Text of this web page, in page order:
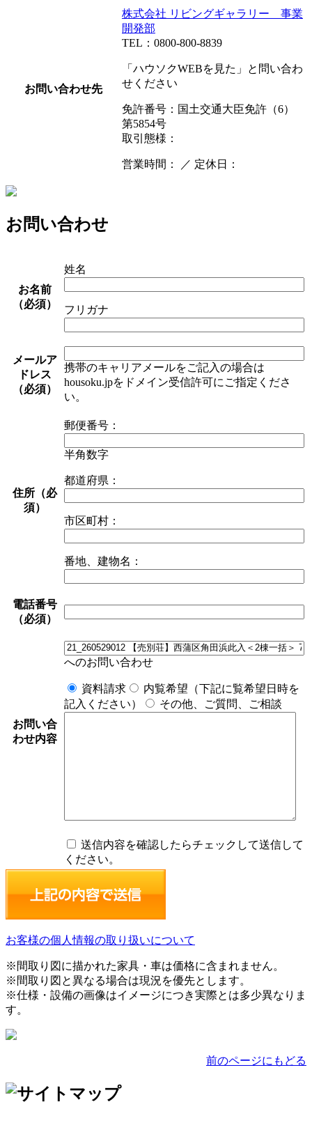
お問い合わせ先
株式会社 リビングギャラリー 事業
開発部
TEL：0800-800-8839
「ハウソクWEBを見た」と問い合わ
せください
免許番号：国土交通大臣免許（6）
第5854号
取引態様：
営業時間： ／ 定休日：
お問い合わせ
お名前
（必須）
姓名
フリガナ
メールア
ドレス
（必須）
携帯のキャリアメールをご記入の場合は
housoku.jpをドメイン受信許可にご指定くださ
い。
住所（必
須）
郵便番号：
半角数字
都道府県：
市区町村：
番地、建物名：
電話番号
（必須）
お問い合
わせ内容
へのお問い合わせ
資料請求
内覧希望（下記に覧希望日時を
記入ください）
その他、ご質問、ご相談
送信内容を確認したらチェックして送信して
ください。
お客様の個人情報の取り扱いについて
※間取り図に描かれた家具・車は価格に含まれません。
※間取り図と異なる場合は現況を優先とします。
※仕様・設備の画像はイメージにつき実際とは多少異なりま
す。
前のページにもどる